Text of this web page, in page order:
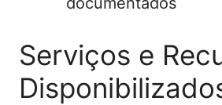
Serviços e